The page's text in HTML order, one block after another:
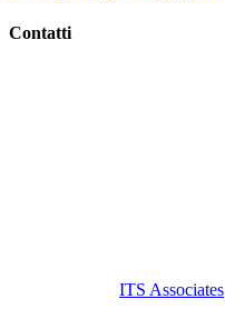
Contatti
ITS Associates